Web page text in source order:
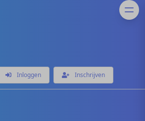
Inloggen Inschrijven